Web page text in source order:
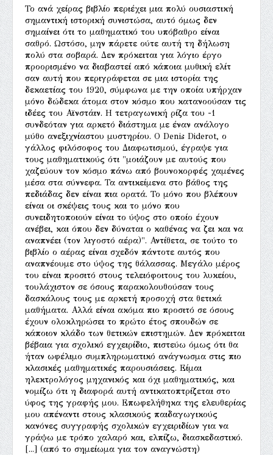
Το ανά χείρας βιβλίο περιέχει μια πολύ ουσιαστική
σημαντική ιστορική συνιστώσα, αυτό όμως δεν
σημαίνει ότι το μαθηματικό του υπόβαθρο είναι
σαθρό. Ωστόσο, μην πάρετε ούτε αυτή τη δήλωση
πολύ στα σοβαρά. Δεν πρόκειται για λόγιο έργο
προορισμένο να διαβαστεί από κάποια μυθική ελίτ
σαν αυτή που περιγράφεται σε μια ιστορία της
δεκαετίας του 1920, σύμφωνα με την οποία υπήρχαν
μόνο δώδεκα άτομα στον κόσμο που κατανοούσαν τις
ιδέες του Αϊνστάιν. Η τετραγωνική ρίζα του -1
συνδεόταν για αρκετό διάστημα με έναν ανάλογο
μύθο ανεξιχνίαστου μυστηρίου. Ο Denis Diderot, ο
γάλλος φιλόσοφος του Διαφωτισμού, έγραψε για
τους μαθηματικούς ότι "μοιάζουν με αυτούς που
χαζεύουν τον κόσμο πάνω από βουνοκορφές χαμένες
μέσα στα σύννεφα. Τα αντικείμενα στο βάθος της
πεδιάδας δεν είναι πια ορατά. Το μόνο που βλέπουν
είναι οι σκέψεις τους και το μόνο που
συνειδητοποιούν είναι το ύψος στο οποίο έχουν
ανέβει, και όπου δεν δύναται ο καθένας να ζει και να
αναπνέει (τον λιγοστό αέρα)". Αντίθετα, σε τούτο το
βιβλίο ο αέρας είναι σχεδόν πάντοτε αυτός που
αναπνέουμε στο ύψος της θάλασσας. Μεγάλο μέρος
του είναι προσιτό στους τελειόφοιτους του λυκείου,
τουλάχιστον σε όσους παρακολουθούσαν τους
δασκάλους τους με αρκετή προσοχή στα θετικά
μαθήματα. Αλλά είναι ακόμα πιο προσιτό σε όσους
έχουν ολοκληρώσει το πρώτο έτος σπουδών σε
κάποιον κλάδο των θετικών επιστημών. Δεν πρόκειται
βέβαια για σχολικό εγχειρίδιο, πιστεύω όμως ότι θα
ήταν ωφέλιμο συμπληρωματικό ανάγνωσμα στις πιο
κλασικές μαθηματικές παρουσιάσεις. Είμαι
ηλεκτρολόγος μηχανικός και όχι μαθηματικός, και
νομίζω ότι η διαφορά αυτή αντικατοπτρίζεται στο
ύφος της γραφής μου. Επωφελήθηκα της ελευθερίας
μου απέναντι στους κλασικούς παιδαγωγικούς
κανόνες συγγραφής σχολικών εγχειριδίων για να
γράψω με τρόπο χαλαρό και, ελπίζω, διασκεδαστικό.
[...] (από το σημείωμα για τον αναγνώστη)